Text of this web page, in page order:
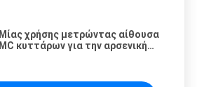
Μίας χρήσης μετρώντας αίθουσα
MC κυττάρων για την αρσενική